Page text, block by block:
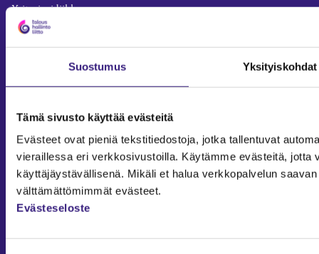
Suostumus Yksityiskohdat
Tämä sivusto käyttää evästeitä
Evästeet ovat pieniä tekstitiedostoja, jotka tallentuvat
vieraillessa eri verkkosivustoilla. Käytämme evästeitä, jotta
käyttäjäystävällisenä. Mikäli et halua verkkopalvelun
välttämättömimmät evästeet.
Evästeseloste
Yritysjuridiikka
Palkkahallinto
Henkilöstöhallinto
Sisäinen laskenta
Liiketoiminta
Julkishallinto
Yritysvastuu
Tilintarkastus
YLEISET TIEDOT